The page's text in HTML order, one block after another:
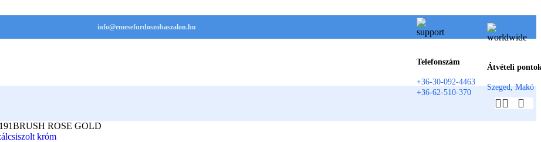
info@emesefurdoszobaszalon.hu
Telefonszám
+36-30-092-4463
+36-62-510-370
Átvételi
Szeged, Makó
ROSE GOLD